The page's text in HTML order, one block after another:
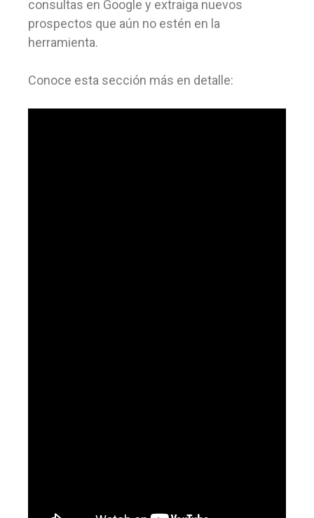
consultas en Google y extraiga nuevos
prospectos que aún no estén en la
herramienta.
Conoce esta sección más en detalle: